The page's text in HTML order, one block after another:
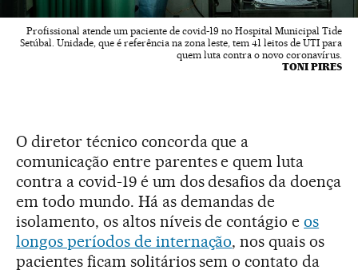
Profissional atende um paciente de covid-19 no Hospital Municipal Tide
Setúbal. Unidade, que é referência na zona leste, tem 41 leitos de UTI para
quem luta contra o novo coronavírus.
TONI PIRES
O diretor técnico concorda que a
comunicação entre parentes e quem luta
contra a covid-19 é um dos desafios da doença
em todo mundo. Há as demandas de
isolamento, os altos níveis de contágio eos
longos períodos de internação, nos quais os
pacientes ficam solitários sem o contato da